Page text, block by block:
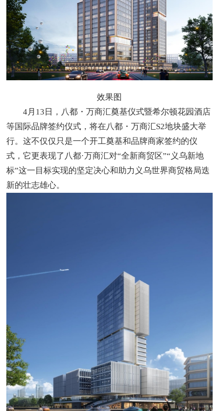
效果图
4月13日，八都・万商汇奠基仪式暨希尔顿花园酒店
等国际品牌签约仪式，将在八都・万商汇S2地块盛大举
行。这不仅仅只是一个开工奠基和品牌商家签约的仪
式，它更表现了八都·万商汇对“全新商贸区”“义乌新地
标”这一目标实现的坚定决心和助力义乌世界商贸格局迭
新的壮志雄心。